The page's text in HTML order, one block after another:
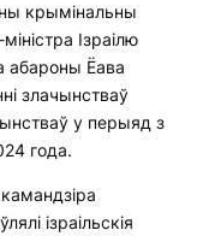
крымінальны
Ізраілю
абароны Ёава
злачынстваў
у перыяд з
года.
ізраільскія